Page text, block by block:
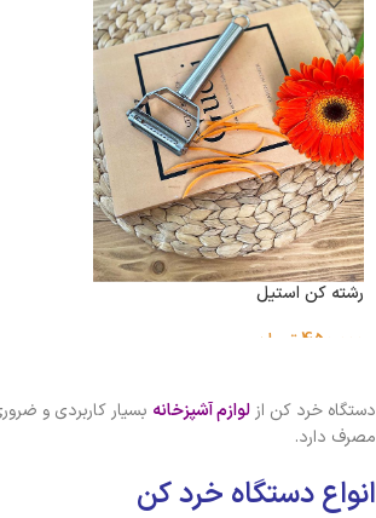
رشته کن استیل
450,000تومان
دستگاه خرد کن از لوازم آشپزخانه بسیار کاربردی و
مصرف دارد.
انواع دستگاه خرد کن